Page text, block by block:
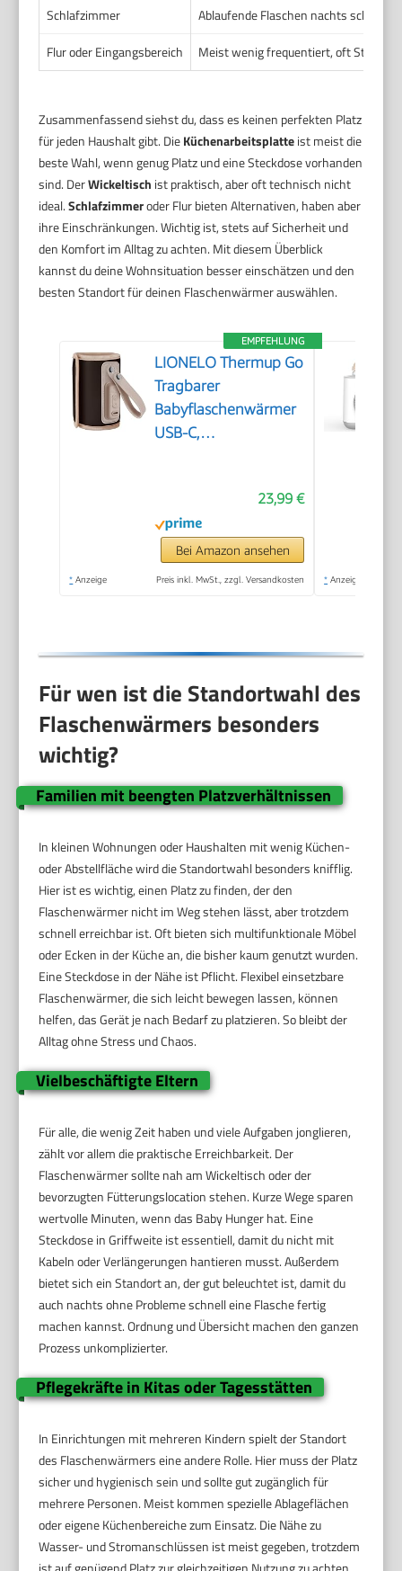
Schlafzimmer
Ablaufende Flaschen nachts schnell
Flur oder Eingangsbereich
Meist wenig frequentiert, oft
Zusammenfassend siehst du, dass es keinen perfekten Platz
für jeden Haushalt gibt. DieKüchenarbeitsplatteist meist die
beste Wahl, wenn genug Platz und eine Steckdose vorhanden
sind. DerWickeltisch ist praktisch, aber oft technisch nicht
ideal.Schlafzimmeroder Flur bieten Alternativen, haben aber
ihre Einschränkungen. Wichtig ist, stets auf Sicherheit und
den Komfort im Alltag zu achten. Mit diesem Überblick
kannst du deine Wohnsituation besser einschätzen und den
besten Standort für deinen Flaschenwärmer auswählen.
EMPFEHLUNG
LIONELO Thermup Go
Tragbarer
Babyflaschenwärmer
USB-C,
23,99 €
Bei Amazon ansehen
* Anzeige Preis inkl. MwSt., zzgl. Versandkosten * Anzeige
Für wen ist die Standortwahl des
Flaschenwärmers besonders
wichtig?
Familien mit beengten Platzverhältnissen
In kleinen Wohnungen oder Haushalten mit wenig Küchen-
oder Abstellfläche wird die Standortwahl besonders knifflig.
Hier ist es wichtig, einen Platz zu finden, der den
Flaschenwärmer nicht im Weg stehen lässt, aber trotzdem
schnell erreichbar ist. Oft bieten sich multifunktionale Möbel
oder Ecken in der Küche an, die bisher kaum genutzt wurden.
Eine Steckdose in der Nähe ist Pflicht. Flexibel einsetzbare
Flaschenwärmer, die sich leicht bewegen lassen, können
helfen, das Gerät je nach Bedarf zu platzieren. So bleibt der
Alltag ohne Stress und Chaos.
Vielbeschäftigte Eltern
Für alle, die wenig Zeit haben und viele Aufgaben jonglieren,
zählt vor allem die praktische Erreichbarkeit. Der
Flaschenwärmer sollte nah am Wickeltisch oder der
bevorzugten Fütterungslocation stehen. Kurze Wege sparen
wertvolle Minuten, wenn das Baby Hunger hat. Eine
Steckdose in Griffweite ist essentiell, damit du nicht mit
Kabeln oder Verlängerungen hantieren musst. Außerdem
bietet sich ein Standort an, der gut beleuchtet ist, damit du
auch nachts ohne Probleme schnell eine Flasche fertig
machen kannst. Ordnung und Übersicht machen den ganzen
Prozess unkomplizierter.
Pflegekräfte in Kitas oder Tagesstätten
In Einrichtungen mit mehreren Kindern spielt der Standort
des Flaschenwärmers eine andere Rolle. Hier muss der Platz
sicher und hygienisch sein und sollte gut zugänglich für
mehrere Personen. Meist kommen spezielle Ablageflächen
oder eigene Küchenbereiche zum Einsatz. Die Nähe zu
Wasser- und Stromanschlüssen ist meist gegeben, trotzdem